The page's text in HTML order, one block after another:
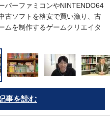
パーファミコンやNINTENDO64
古ソフトを格安で買い漁り、古
ムを制作するゲームクリエイタ
事を読む